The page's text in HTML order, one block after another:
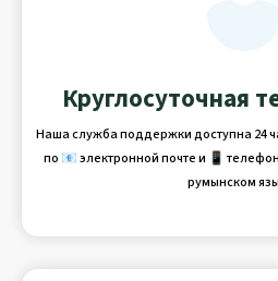
Круглосуточная
Наша служба поддержки доступна 24
по 📧 электронной почте и 📱
румынском